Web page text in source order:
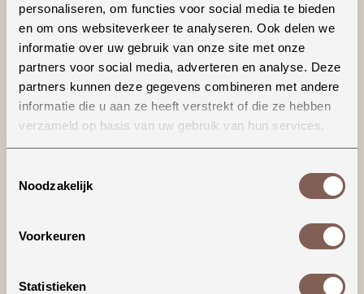
personaliseren, om functies voor social media te bieden
en om ons websiteverkeer te analyseren. Ook delen we
informatie over uw gebruik van onze site met onze
partners voor social media, adverteren en analyse. Deze
partners kunnen deze gegevens combineren met andere
informatie die u aan ze heeft verstrekt of die ze hebben
verzameld op basis van uw gebruik van hun services.
Noodzakelijk
Voorkeuren
Statistieken
Productinformatie